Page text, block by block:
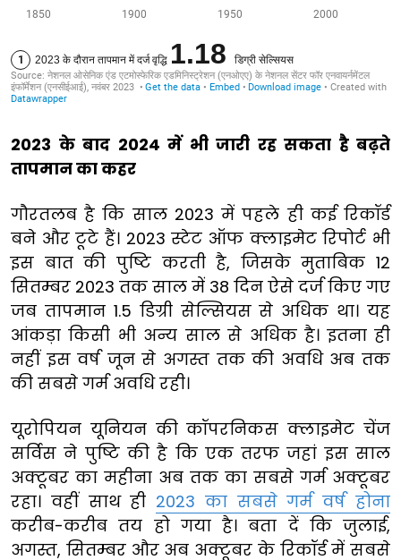
2023 के बाद 2024 में भी जारी रह सकता है बढ़ते
तापमान का कहर
गौरतलब है कि साल 2023 में पहले ही कई रिकॉर्ड
बने और टूटे हैं। 2023 स्टेट ऑफ क्लाइमेट रिपोर्ट भी
इस बात की पुष्टि करती है, जिसके मुताबिक 12
सितम्बर 2023 तक साल में 38 दिन ऐसे दर्ज किए गए
जब तापमान 1.5 डिग्री सेल्सियस से अधिक था। यह
आंकड़ा किसी भी अन्य साल से अधिक है। इतना ही
नहीं इस वर्ष जून से अगस्त तक की अवधि अब तक
की सबसे गर्म अवधि रही।
यूरोपियन यूनियन की कॉपरनिकस क्लाइमेट चेंज
सर्विस ने पुष्टि की है कि एक तरफ जहां इस साल
अक्टूबर का महीना अब तक का सबसे गर्म अक्टूबर
रहा। वहीं साथ ही 2023 का सबसे गर्म वर्ष होना
करीब-करीब तय हो गया है। बता दें कि जुलाई,
अगस्त, सितम्बर और अब अक्टूबर के रिकॉर्ड में सबसे